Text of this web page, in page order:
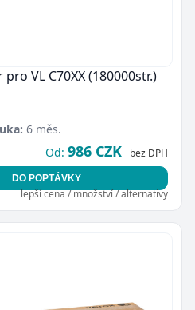
VL C70XX (180000str.)
6 měs.
Od: 986 CZK bez DPH
DO POPTÁVKY
lepší cena / množství / alternativy